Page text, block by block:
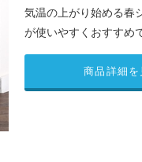
気温の上がり始める春
が使いやすくおすすめ
商品詳細を